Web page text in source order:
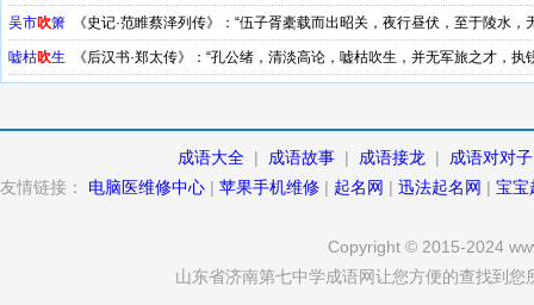
吴市吹箫 《史记·范睢蔡泽列传》：“伍子胥橐载而出昭关，夜行昼伏，至于陵水
于吴市。”
嘘枯吹生 《后汉书·郑太传》：“孔公绪，清淡高论，嘘枯吹生，并无军旅之才，执
成语大全 | 成语故事 | 成语接龙 |
成语对对子
友情链接：
电脑医维修中心 | 苹果手机维修 | 起名网 | 迅法起名网 | 宝宝
Copyright © 2015-2024
山东省济南第七中学成语网让您方便的查找到您